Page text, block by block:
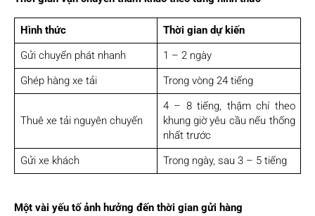
Hình thức
Thời gian dự kiến
Gửi chuyển phát nhanh
1 – 2 ngày
Ghép hàng xe tải
Trong vòng 24 tiếng
Thuê xe tải nguyên chuyến
4 – 8 tiếng, thậm chí theo
khung giờ yêu cầu nếu thống
nhất trước
Gửi xe khách
Trong ngày, sau 3 – 5 tiếng
Một vài yếu tố ảnh hưởng đến thời gian gửi hàng